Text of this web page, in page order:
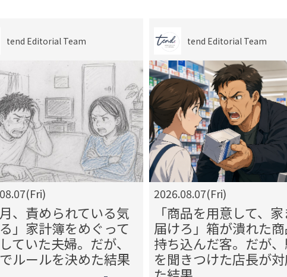
tend Editorial Team
月、責められている気
」家計簿をめぐって
ていた夫婦。だが、
ルールを決めた結果
tend Editorial Team
2026.08.07(Fri)
「商品を用意して、
届けろ」箱が潰れた
持ち込んだ客。だが
を聞きつけた店長が